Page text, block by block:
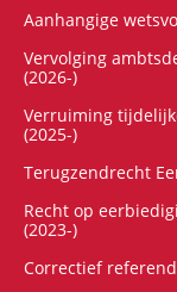
Aanhangige
Vervolging
(2026-)
Verruiming
(2025-)
Terugzendrecht
Recht op
(2023-)
Correctief